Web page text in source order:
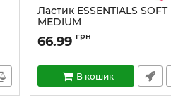
Ластик ESSENTIALS SOFT
MEDIUM
66.99 грн
В кошик